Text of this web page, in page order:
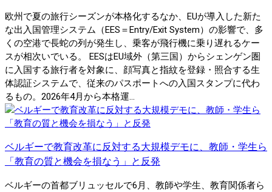
欧州で夏の旅行シーズンが本格化するなか、EUが導入した新た
な出入国管理システム（EES＝Entry/Exit System）の影響で、多
くの空港で長蛇の列が発生し、乗客が飛行機に乗り遅れるケー
スが相次いでいる。 EESはEU域外（第三国）からシェンゲン圏
に入国する旅行者を対象に、顔写真と指紋を登録・照合する生
体認証システムで、従来のパスポートへの入国スタンプに代わ
るもの。2026年4月から本格運...
ベルギーで教育改革に反対する大規模デモに、教師・学生ら
「教育の質と機会を損なう」と反発
ベルギーの首都ブリュッセルで6月、教師や学生、教育関係者ら